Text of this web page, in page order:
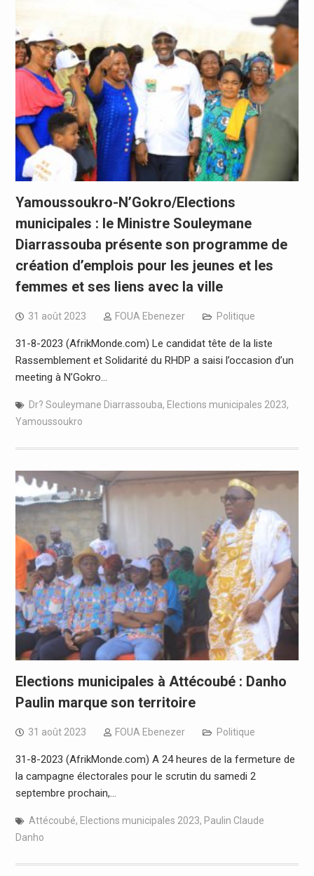
Yamoussoukro-N’Gokro/Elections
municipales : le Ministre Souleymane
Diarrassouba présente son programme de
création d’emplois pour les jeunes et les
femmes et ses liens avec la ville
31 août 2023 FOUA Ebenezer Politique
31-8-2023 (AfrikMonde.com) Le candidat tête de la liste
Rassemblement et Solidarité du RHDP a saisi l’occasion d’un
meeting à N’Gokro…
Dr? Souleymane Diarrassouba, Elections municipales 2023,
Yamoussoukro
Elections municipales à Attécoubé : Danho
Paulin marque son territoire
31 août 2023 FOUA Ebenezer Politique
31-8-2023 (AfrikMonde.com) A 24 heures de la fermeture de
la campagne électorales pour le scrutin du samedi 2
septembre prochain,…
Attécoubé, Elections municipales 2023, Paulin Claude
Danho